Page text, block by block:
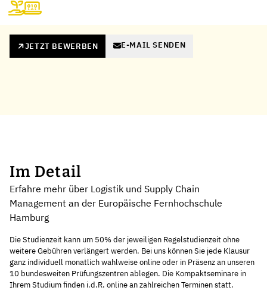
JETZT BEWERBEN E-MAIL SENDEN
Im Detail
Erfahre mehr über Logistik und Supply Chain
Management an der Europäische Fernhochschule
Hamburg
Die Studienzeit kann um 50% der jeweiligen Regelstudienzeit ohne
weitere Gebühren verlängert werden. Bei uns können Sie jede Klausur
ganz individuell monatlich wahlweise online oder in Präsenz an unseren
10 bundesweiten Prüfungszentren ablegen. Die Kompaktseminare in
Ihrem Studium finden i.d.R. online an zahlreichen Terminen statt.